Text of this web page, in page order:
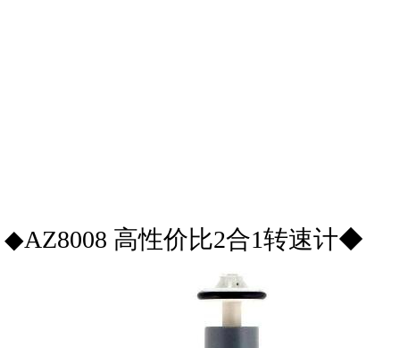
◆AZ8008 高性价比2合1转速计◆